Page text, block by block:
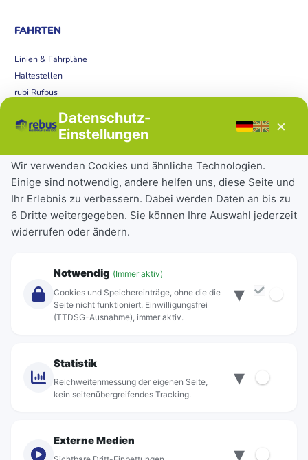
FAHRTEN
Linien & Fahrpläne
Haltestellen
rubi Rufbus
Störungen
Tickets & Tarife
Deutschlandticket
Schülerkarte
Einzeltickets
Abonnements
Über Rebus
Standorte
Datenschutz-
Einstellungen
×
Wir verwenden Cookies und ähnliche Technologien.
Einige sind notwendig, andere helfen uns, diese Seite und
Ihr Erlebnis zu verbessern. Dabei werden Daten an bis zu
6 Dritte weitergegeben. Sie können Ihre Auswahl jederzeit
widerrufen oder ändern.
Notwendig (Immer aktiv)
Cookies und Speichereinträge, ohne die die
Seite nicht funktioniert. Einwilligungsfrei
(TTDSG-Ausnahme), immer aktiv.
▾
Statistik
Reichweitenmessung der eigenen Seite,
kein seitenübergreifendes Tracking.
▾
Externe Medien
▾